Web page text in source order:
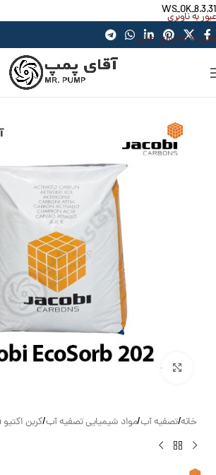
WS_OK_8.3.31
عبور به ناوبری
رفتن به محتوای اصلی
بزرگنمایی تصویر
خانه/تصفیه آب/مواد شیمیایی تصفیه آب/کربن اکتیو Activated Carbon